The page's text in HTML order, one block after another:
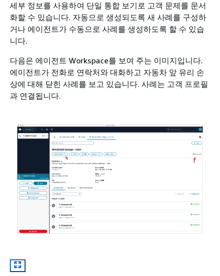
세부 정보를 사용하여 단일 통합 보기로 고객 문제를 문서
화할 수 있습니다. 자동으로 생성되도록 새 사례를 구성하
거나 에이전트가 수동으로 사례를 생성하도록 할 수 있습
니다.
다음은 에이전트 Workspace를 보여 주는 이미지입니다.
에이전트가 전화로 연락처와 대화하고 자동차 앞 유리 손
상에 대해 닫힌 사례를 보고 있습니다. 사례는 고객 프로필
과 연결됩니다.